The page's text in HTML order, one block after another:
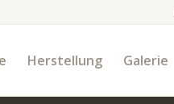
Herstellung Galerie